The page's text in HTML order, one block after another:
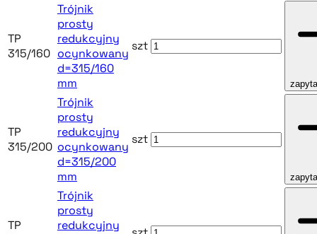
TP
315/160
Trójnik
prosty
redukcyjny
ocynkowany
d=315/160
mm
szt
TP
315/200
Trójnik
prosty
redukcyjny
ocynkowany
d=315/200
mm
szt
TP
Trójnik
prosty
redukcyjny